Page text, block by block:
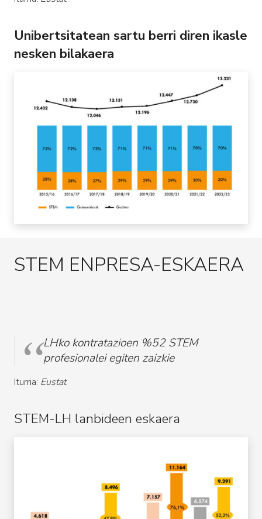
Unibertsitatean sartu berri diren ikasle
nesken bilakaera
STEM ENPRESA-ESKAERA
LHko kontratazioen %52 STEM
profesionalei egiten zaizkie
Iturria: Eustat
STEM-LH lanbideen eskaera